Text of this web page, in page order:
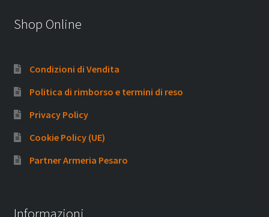
Shop Online
Condizioni di Vendita
Politica di rimborso e termini di reso
Privacy Policy
Cookie Policy (UE)
Partner Armeria Pesaro
Informazioni